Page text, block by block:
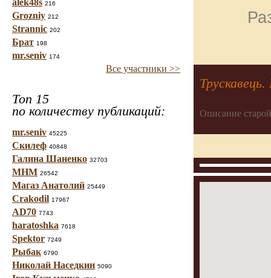
alek48s 216
Grozniy 212
Strannic 202
Брат 198
mr.seniv 174
Все участники >>
Топ 15
по количеству публикаций:
mr.seniv 45225
Скилеф 40848
Галина Шаненко 32703
МНМ 26542
Магаз Анатолий 25449
Crakodil 17967
AD70 7743
haratoshka 7618
Spektor 7249
Рыбак 6790
Николай Наседкин 5090
Описание